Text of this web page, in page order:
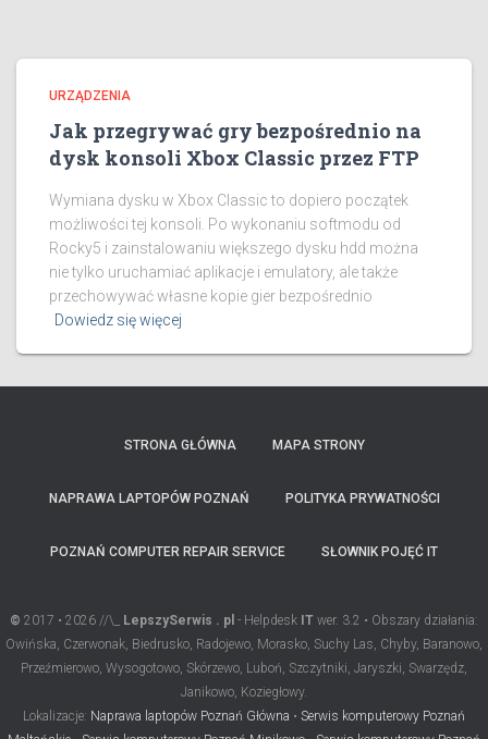
URZĄDZENIA
Jak przegrywać gry bezpośrednio na
dysk konsoli Xbox Classic przez FTP
Wymiana dysku w Xbox Classic to dopiero początek
możliwości tej konsoli. Po wykonaniu softmodu od
Rocky5 i zainstalowaniu większego dysku hdd można
nie tylko uruchamiać aplikacje i emulatory, ale także
przechowywać własne kopie gier bezpośrednio
Dowiedz się więcej
STRONA GŁÓWNA MAPA STRONY
NAPRAWA LAPTOPÓW POZNAŃ POLITYKA PRYWATNOŚCI
POZNAŃ COMPUTER REPAIR SERVICE SŁOWNIK POJĘĆ IT
© 2017 • 2026 //\_ LepszySerwis . pl - Helpdesk IT wer. 3.2 • Obszary działania:
Owińska, Czerwonak, Biedrusko, Radojewo, Morasko, Suchy Las, Chyby, Baranowo,
Przeźmierowo, Wysogotowo, Skórzewo, Luboń, Szczytniki, Jaryszki, Swarzędz,
Janikowo, Koziegłowy.
Lokalizacje: Naprawa laptopów Poznań Główna • Serwis komputerowy Poznań